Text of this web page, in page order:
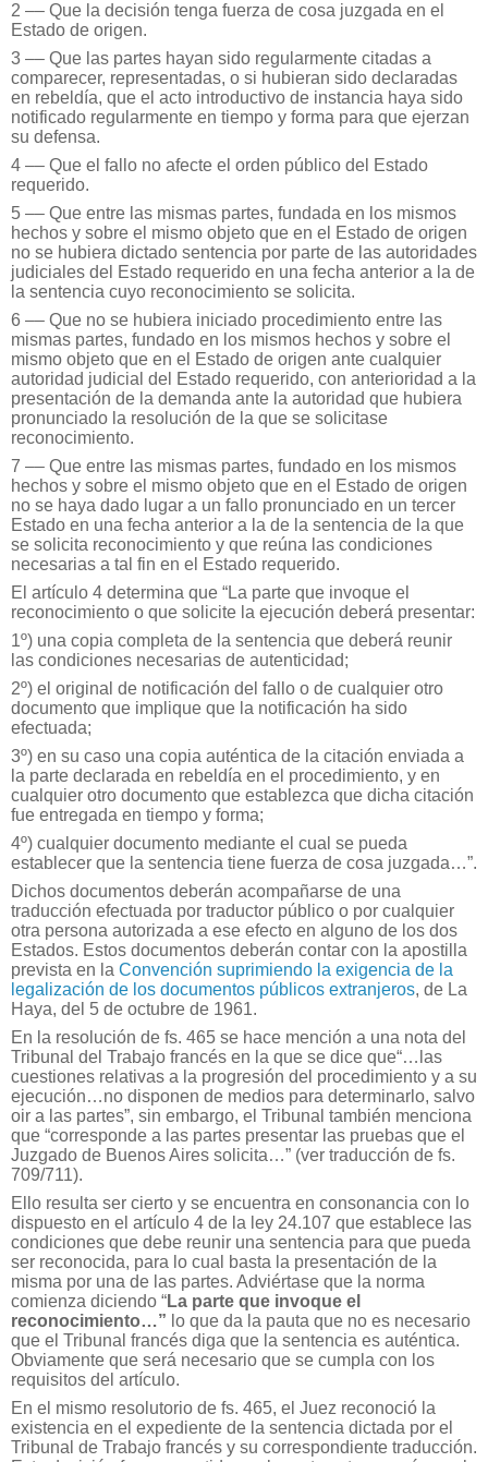
2 –– Que la decisión tenga fuerza de cosa juzgada en el
Estado de origen.
3 –– Que las partes hayan sido regularmente citadas a
comparecer, representadas, o si hubieran sido declaradas
en rebeldía, que el acto introductivo de instancia haya sido
notificado regularmente en tiempo y forma para que ejerzan
su defensa.
4 –– Que el fallo no afecte el orden público del Estado
requerido.
5 –– Que entre las mismas partes, fundada en los mismos
hechos y sobre el mismo objeto que en el Estado de origen
no se hubiera dictado sentencia por parte de las autoridades
judiciales del Estado requerido en una fecha anterior a la de
la sentencia cuyo reconocimiento se solicita.
6 –– Que no se hubiera iniciado procedimiento entre las
mismas partes, fundado en los mismos hechos y sobre el
mismo objeto que en el Estado de origen ante cualquier
autoridad judicial del Estado requerido, con anterioridad a la
presentación de la demanda ante la autoridad que hubiera
pronunciado la resolución de la que se solicitase
reconocimiento.
7 –– Que entre las mismas partes, fundado en los mismos
hechos y sobre el mismo objeto que en el Estado de origen
no se haya dado lugar a un fallo pronunciado en un tercer
Estado en una fecha anterior a la de la sentencia de la que
se solicita reconocimiento y que reúna las condiciones
necesarias a tal fin en el Estado requerido.
El artículo 4 determina que “La parte que invoque el
reconocimiento o que solicite la ejecución deberá presentar:
1º) una copia completa de la sentencia que deberá reunir
las condiciones necesarias de autenticidad;
2º) el original de notificación del fallo o de cualquier otro
documento que implique que la notificación ha sido
efectuada;
3º) en su caso una copia auténtica de la citación enviada a
la parte declarada en rebeldía en el procedimiento, y en
cualquier otro documento que establezca que dicha citación
fue entregada en tiempo y forma;
4º) cualquier documento mediante el cual se pueda
establecer que la sentencia tiene fuerza de cosa juzgada…”.
Dichos documentos deberán acompañarse de una
traducción efectuada por traductor público o por cualquier
otra persona autorizada a ese efecto en alguno de los dos
Estados. Estos documentos deberán contar con la apostilla
prevista en la Convención suprimiendo la exigencia de la
legalización de los documentos públicos extranjeros, de La
Haya, del 5 de octubre de 1961.
En la resolución de fs. 465 se hace mención a una nota del
Tribunal del Trabajo francés en la que se dice que“…las
cuestiones relativas a la progresión del procedimiento y a su
ejecución…no disponen de medios para determinarlo, salvo
oir a las partes”, sin embargo, el Tribunal también menciona
que “corresponde a las partes presentar las pruebas que el
Juzgado de Buenos Aires solicita…” (ver traducción de fs.
709/711).
Ello resulta ser cierto y se encuentra en consonancia con lo
dispuesto en el artículo 4 de la ley 24.107 que establece las
condiciones que debe reunir una sentencia para que pueda
ser reconocida, para lo cual basta la presentación de la
misma por una de las partes. Adviértase que la norma
comienza diciendo “La parte que invoque el
reconocimiento…” lo que da la pauta que no es necesario
que el Tribunal francés diga que la sentencia es auténtica.
Obviamente que será necesario que se cumpla con los
requisitos del artículo.
En el mismo resolutorio de fs. 465, el Juez reconoció la
existencia en el expediente de la sentencia dictada por el
Tribunal de Trabajo francés y su correspondiente traducción.